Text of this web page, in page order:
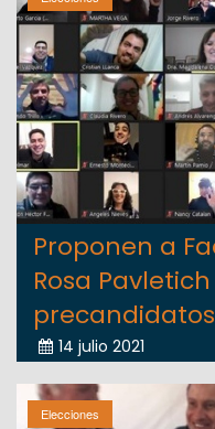
Proponen a
Rosa
14 julio 2021
Elecciones